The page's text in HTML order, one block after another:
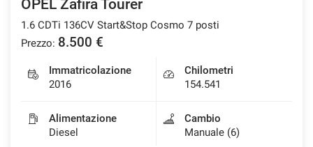
OPEL Zafira Tourer
1.6 CDTi 136CV Start&Stop Cosmo 7 posti
Prezzo: 8.500 €
Immatricolazione
2016
Chilometri
154.541
Alimentazione
Diesel
Cambio
Manuale (6)